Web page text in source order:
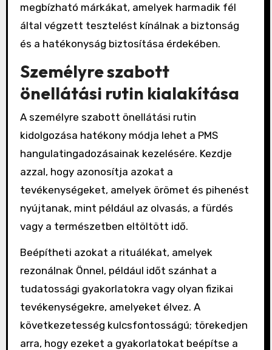
megbízható márkákat, amelyek harmadik fél
által végzett tesztelést kínálnak a biztonság
és a hatékonyság biztosítása érdekében.
Személyre szabott
önellátási rutin kialakítása
A személyre szabott önellátási rutin
kidolgozása hatékony módja lehet a PMS
hangulatingadozásainak kezelésére. Kezdje
azzal, hogy azonosítja azokat a
tevékenységeket, amelyek örömet és pihenést
nyújtanak, mint például az olvasás, a fürdés
vagy a természetben eltöltött idő.
Beépítheti azokat a rituálékat, amelyek
rezonálnak Önnel, például időt szánhat a
tudatossági gyakorlatokra vagy olyan fizikai
tevékenységekre, amelyeket élvez. A
következetesség kulcsfontosságú; törekedjen
arra, hogy ezeket a gyakorlatokat beépítse a